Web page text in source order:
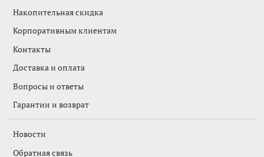
Накопительная скидка
Корпоративным клиентам
Контакты
Доставка и оплата
Вопросы и ответы
Гарантии и возврат
Новости
Обратная связь